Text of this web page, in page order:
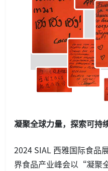
凝聚全球力量，探索可持
2024 SIAL 西雅国际食品
界食品产业峰会以“凝聚